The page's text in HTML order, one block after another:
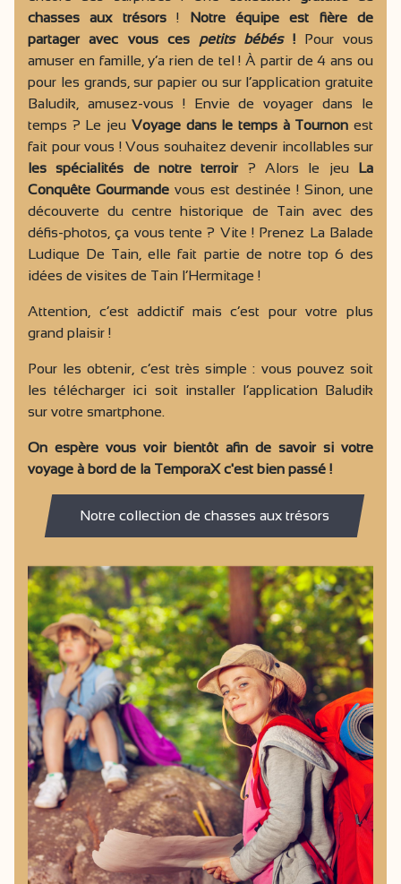
chasses aux trésors!
Notre équipe est fière de
partager avec vous ces petits bébés!Pour vous
amuser en famille, y’a rien de tel ! À partir de 4 ans ou
pour les grands, sur papier ou sur l’application gratuite
Baludik, amusez-vous ! Envie de voyager dans le
temps ? Le jeu Voyage dans le temps à Tournon est
fait pour vous ! Vous souhaitez devenir incollables sur
les spécialités de notre terroir? Alors le jeu
La
Conquête Gourmande vous est destinée ! Sinon, une
découverte du centre historique de Tain avec des
défis-photos, ça vous tente ? Vite ! Prenez La Balade
Ludique De Tain, elle fait partie de notre top 6 des
idées de visites de Tain l’Hermitage !
Attention, c’est addictif mais c’est pour votre plus
grand plaisir !
Pour les obtenir, c’est très simple : vous pouvez soit
les télécharger ici soit installer l’application Baludik
sur votre smartphone.
On espère vous voir bientôt afin de savoir si votre
voyage à bord de la TemporaX c'est bien passé !
Notre collection de chasses aux trésors